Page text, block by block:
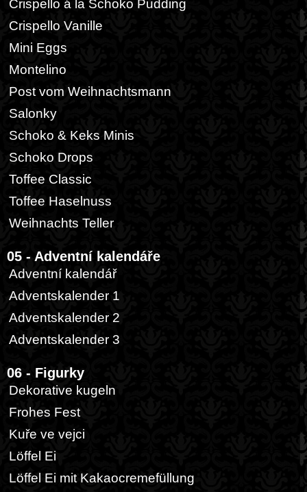
Crispello á la Schoko Pudding
Crispello Vanille
Mini Eggs
Montelino
Post vom Weihnachtsmann
Salonky
Schoko & Keks Minis
Schoko Drops
Toffee Classic
Toffee Haselnuss
Weihnachts Teller
05 - Adventní kalendáře
Adventní kalendář
Adventskalender 1
Adventskalender 2
Adventskalender 3
06 - Figurky
Dekorative kugeln
Frohes Fest
Kuře ve vejci
Löffel Ei
Löffel Ei mit Kakaocremefüllung